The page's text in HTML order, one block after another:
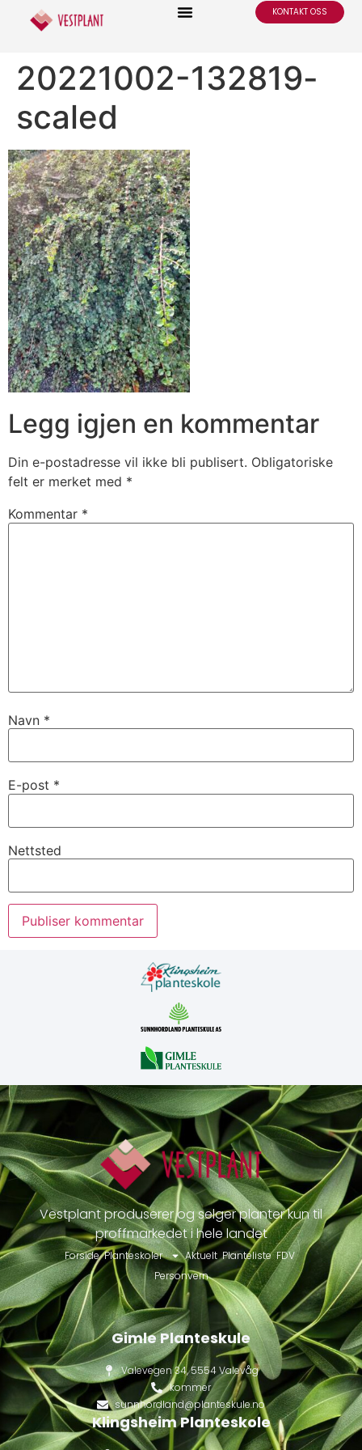
KONTAKT OSS
20221002-132819-
scaled
Legg igjen en kommentar
Din e-postadresse vil ikke bli publisert. Obligatoriske
felt er merket med *
Kommentar *
Navn *
E-post *
Nettsted
Vestplant produserer og selger planter kun til
proffmarkedet i hele landet
Forside Planteskoler Aktuelt Planteliste FDV
Personvern
Gimle Planteskule
Valevegen 34, 5554 Valevåg
kommer
sunnhordland@planteskule.no
Klingsheim Planteskole